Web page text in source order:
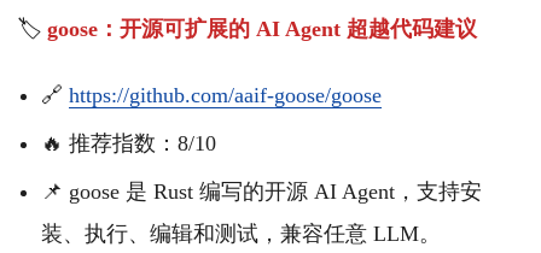
🏷️ goose：开源可扩展的 AI Agent 超越代码建议
🔗 https://github.com/aaif-goose/goose
🔥 推荐指数：8/10
📌 goose 是 Rust 编写的开源 AI Agent，支持安
装、执行、编辑和测试，兼容任意 LLM。